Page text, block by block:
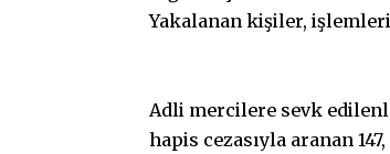
Yakalanan kişiler,
Adli mercilere sevk
hapis cezasıyla aranan